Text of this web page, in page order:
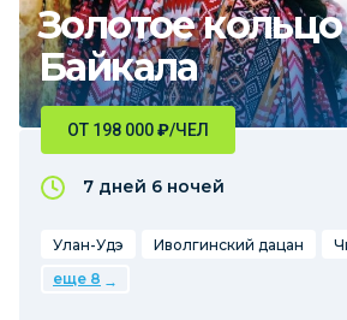
Золотое кольцо
Байкала
ОТ 198 000₽/ЧЕЛ
7 дней 6 ночей
Улан-Удэ Иволгинский дацан
еще 8